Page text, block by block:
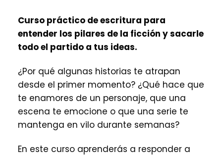
Curso práctico de escritura para
entender los pilares de la ficción y sacarle
todo el partido a tus ideas.
¿Por qué algunas historias te atrapan
desde el primer momento? ¿Qué hace que
te enamores de un personaje, que una
escena te emocione o que una serie te
mantenga en vilo durante semanas?
En este curso aprenderás a responder a